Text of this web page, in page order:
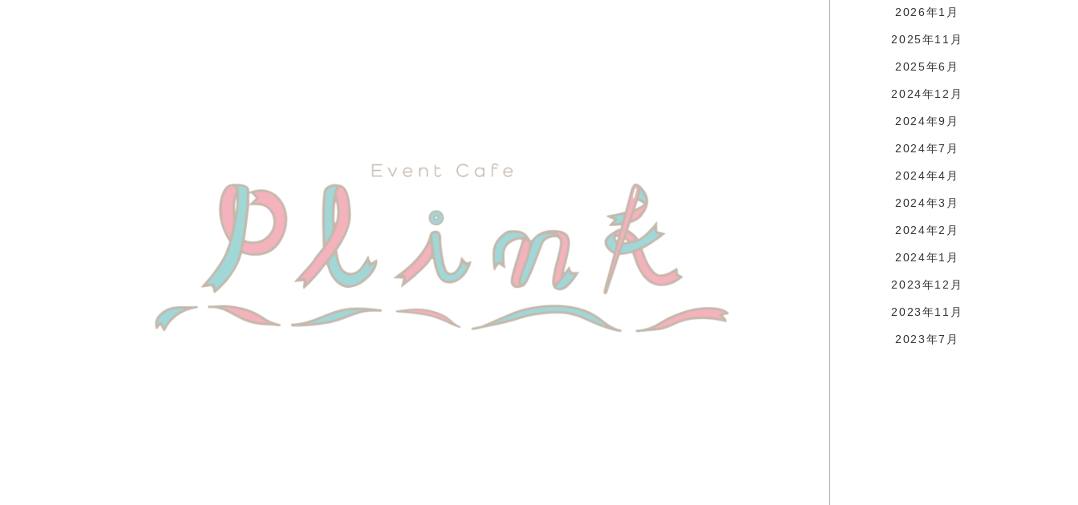
2026年1月
2025年11月
2025年6月
2024年12月
2024年9月
2024年7月
2024年4月
2024年3月
2024年2月
2024年1月
2023年12月
2023年11月
2023年7月